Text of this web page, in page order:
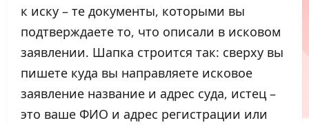
к иску – те документы, которыми вы
подтверждаете то, что описали в исковом
заявлении. Шапка строится так: сверху вы
пишете куда вы направляете исковое
заявление название и адрес суда, истец –
это ваше ФИО и адрес регистрации или